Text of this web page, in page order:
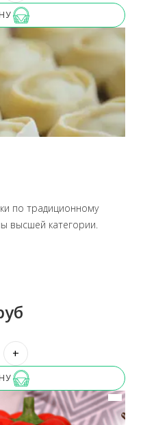
по традиционному
высшей категории.
+